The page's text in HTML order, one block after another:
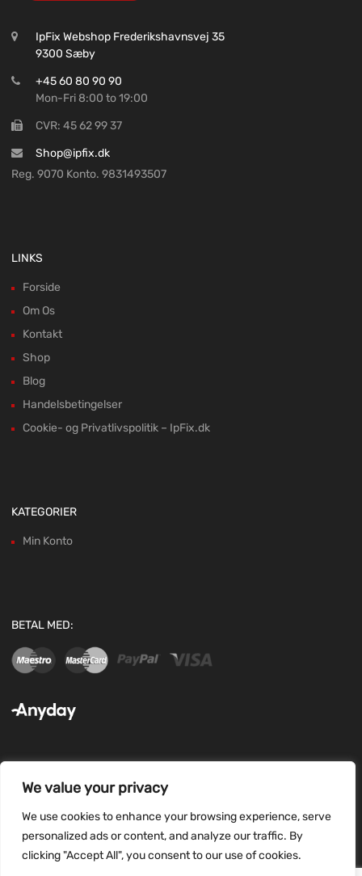
We value your privacy
We use cookies to enhance your browsing experience, serve
personalized ads or content, and analyze our traffic. By
clicking "Accept All", you consent to our use of cookies.
IpFix Webshop Frederikshavnsvej 35
9300 Sæby
+45 60 80 90 90
Mon-Fri 8:00 to 19:00
CVR: 45 62 99 37
Shop@ipfix.dk
Reg. 9070 Konto. 9831493507
LINKS
Forside
Om Os
Kontakt
Shop
Blog
Handelsbetingelser
Cookie- og Privatlivspolitik – IpFix.dk
KATEGORIER
Min Konto
BETAL MED:
FØLG OS: